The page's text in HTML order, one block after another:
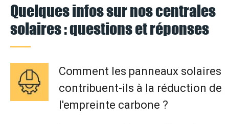
Quelques infos sur nos centrales
solaires : questions et réponses
Comment les panneaux solaires
contribuent-ils à la réduction de
l'empreinte carbone ?